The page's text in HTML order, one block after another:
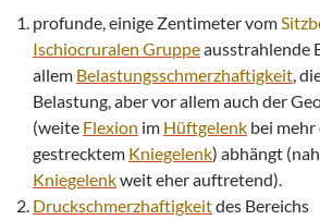
profunde, einige Zentimeter vom
Ischiocruralen Gruppeausstrahlende
allem Belastungsschmerzhaftigkeit,
Belastung, aber vor allem auch der
(weite Flexion im Hüftgelenk bei
gestrecktem Kniegelenk) abhängt
Kniegelenkweit eher auftretend).
Druckschmerzhaftigkeitdes Bereichs